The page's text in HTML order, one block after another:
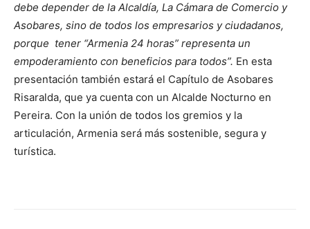
debe depender de la Alcaldía, La Cámara de Comercio y
Asobares, sino de todos los empresarios y ciudadanos,
porque tener “Armenia 24 horas” representa un
empoderamiento con beneficios para todos”. En esta
presentación también estará el Capítulo de Asobares
Risaralda, que ya cuenta con un Alcalde Nocturno en
Pereira. Con la unión de todos los gremios y la
articulación, Armenia será más sostenible, segura y
turística.